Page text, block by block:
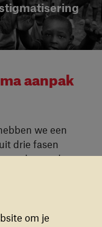
aanpak
we een
drie fasen
dat we de
op de context in
goed mogelijk
van de)
om je